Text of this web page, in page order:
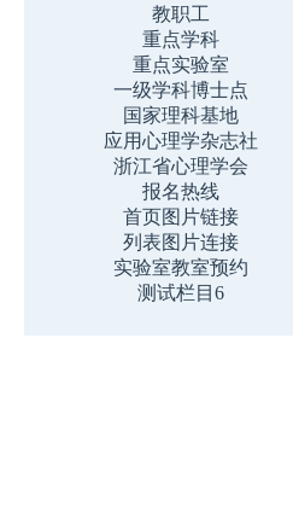
教职工
重点学科
重点实验室
一级学科博士点
国家理科基地
应用心理学杂志社
浙江省心理学会
报名热线
首页图片链接
列表图片连接
实验室教室预约
测试栏目6